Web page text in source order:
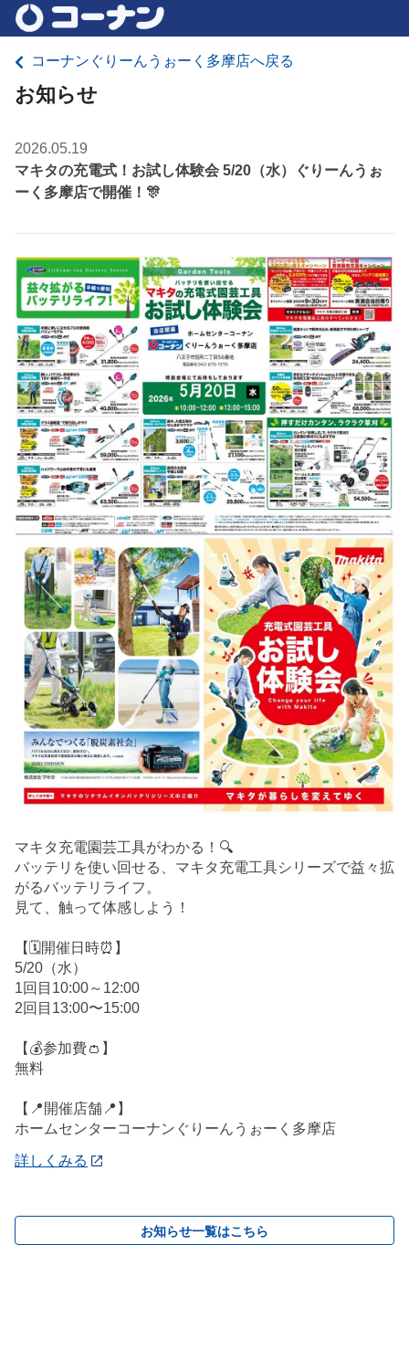
コーナンぐりーんうぉーく多摩店へ戻る
お知らせ
2026.05.19
マキタの充電式！お試し体験会 5/20（水）ぐりーんうぉ
ーく多摩店で開催！🎊
マキタ充電園芸工具がわかる！🔍
バッテリを使い回せる、マキタ充電工具シリーズで益々拡
がるバッテリライフ。
見て、触って体感しよう！
【🗓️開催日時⏰】
5/20（水）
1回目10:00～12:00
2回目13:00〜15:00
【💰参加費👛】
無料
【📍開催店舗📍】
ホームセンターコーナンぐりーんうぉーく多摩店
詳しくみる
お知らせ一覧はこちら